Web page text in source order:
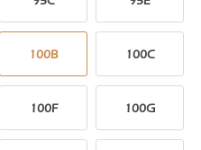
100B 100C
100F 100G